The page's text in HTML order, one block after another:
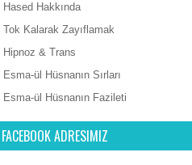
Hased Hakkında
Tok Kalarak Zayıflamak
Hipnoz & Trans
Esma-ül Hüsnanın Sırları
Esma-ül Hüsnanın Fazileti
FACEBOOK ADRESIMIZ